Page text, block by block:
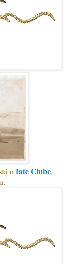
oIate Clube.